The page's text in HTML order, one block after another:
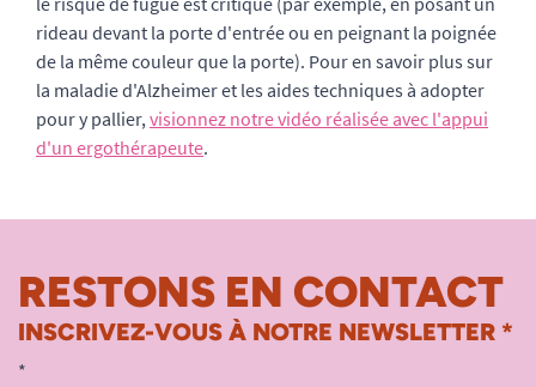
rideau devant la porte d'entrée ou en peignant la poignée
de la même couleur que la porte). Pour en savoir plus sur
la maladie d'Alzheimer et les aides techniques à adopter
pour y pallier,visionnez notre vidéo réalisée avec l'appui
d'un ergothérapeute.
RESTONS EN CONTACT
INSCRIVEZ-VOUS À NOTRE NEWSLETTER *
*